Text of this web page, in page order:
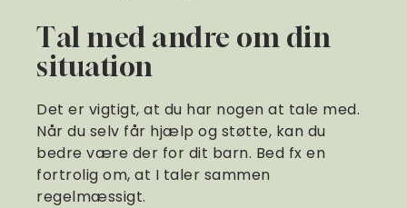
Tal med andre om din
situation
Det er vigtigt, at du har nogen at tale med.
Når du selv får hjælp og støtte, kan du
bedre være der for dit barn. Bed fx en
fortrolig om, at I taler sammen
regelmæssigt.